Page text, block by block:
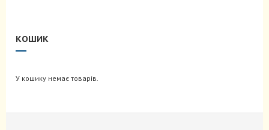
КОШИК
У кошику немає товарів.